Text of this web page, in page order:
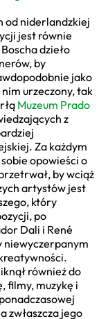
od niderlandzkiej
jest równie
dzieło
by
jako
urzeczony, tak
Muzeum Prado
z
Za każdym
opowieści o
by wciąż
artystów jest
który
po
Dali i René
niewyczerpanym
również do
filmy, muzykę i
zwłaszcza jego